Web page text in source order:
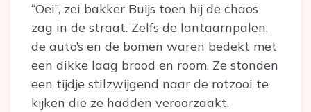
“Oei”, zei bakker Buijs toen hij de chaos
zag in de straat. Zelfs de lantaarnpalen,
de auto’s en de bomen waren bedekt met
een dikke laag brood en room. Ze stonden
een tijdje stilzwijgend naar de rotzooi te
kijken die ze hadden veroorzaakt.